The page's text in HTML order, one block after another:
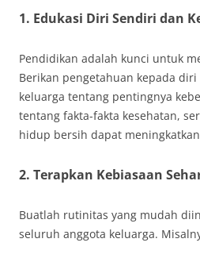
1. Edukasi Diri Sendiri dan
Pendidikan adalah kunci untuk
Berikan pengetahuan kepada
keluarga tentang pentingnya
tentang fakta-fakta kesehatan,
hidup bersih dapat
2. Terapkan Kebiasaan
Buatlah rutinitas yang mudah
seluruh anggota keluarga.